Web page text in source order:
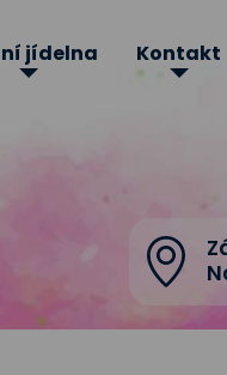
jídelna Kontakt